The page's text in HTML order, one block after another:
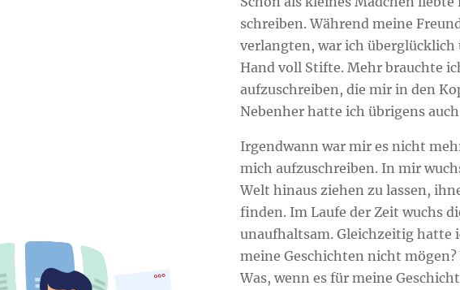
schreiben. Während meine
verlangten, war ich überglücklich
Hand voll Stifte. Mehr brauchte
aufzuschreiben, die mir in den
Nebenher hatte ich übrigens
Irgendwann war mir es nicht
mich aufzuschreiben. In mir
Welt hinaus ziehen zu lassen,
finden. Im Laufe der Zeit wuchs
unaufhaltsam. Gleichzeitig hatte
meine Geschichten nicht mögen?
Was, wenn es für meine